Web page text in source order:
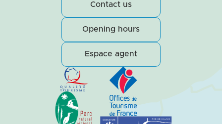
Contact us
Opening hours
Espace agent